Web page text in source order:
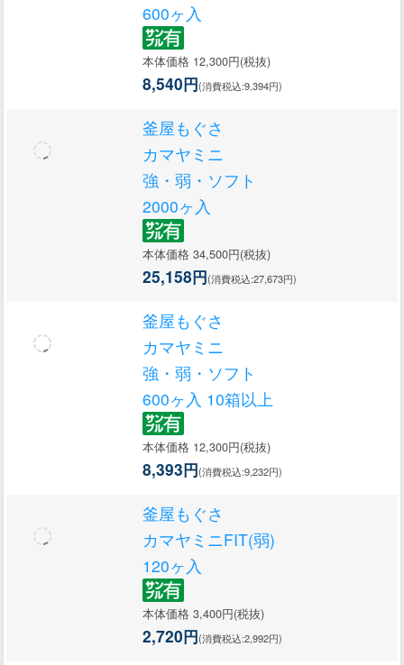
600ヶ入
本体価格 12,300円(税抜)
8,540円(消費税込:9,394円)
釜屋もぐさ
カマヤミニ
強・弱・ソフト
2000ヶ入
本体価格 34,500円(税抜)
25,158円(消費税込:27,673円)
釜屋もぐさ
カマヤミニ
強・弱・ソフト
600ヶ入 10箱以上
本体価格 12,300円(税抜)
8,393円(消費税込:9,232円)
釜屋もぐさ
カマヤミニFIT(弱)
120ヶ入
本体価格 3,400円(税抜)
2,720円(消費税込:2,992円)